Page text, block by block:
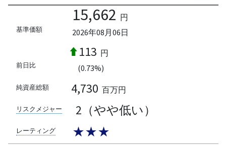
基準価額
15,662 円
2026年08月06日
前日比
113 円
(0.73%)
純資産総額 4,730 百万円
リスクメジャー 2（やや低い）
レーティング ★★★